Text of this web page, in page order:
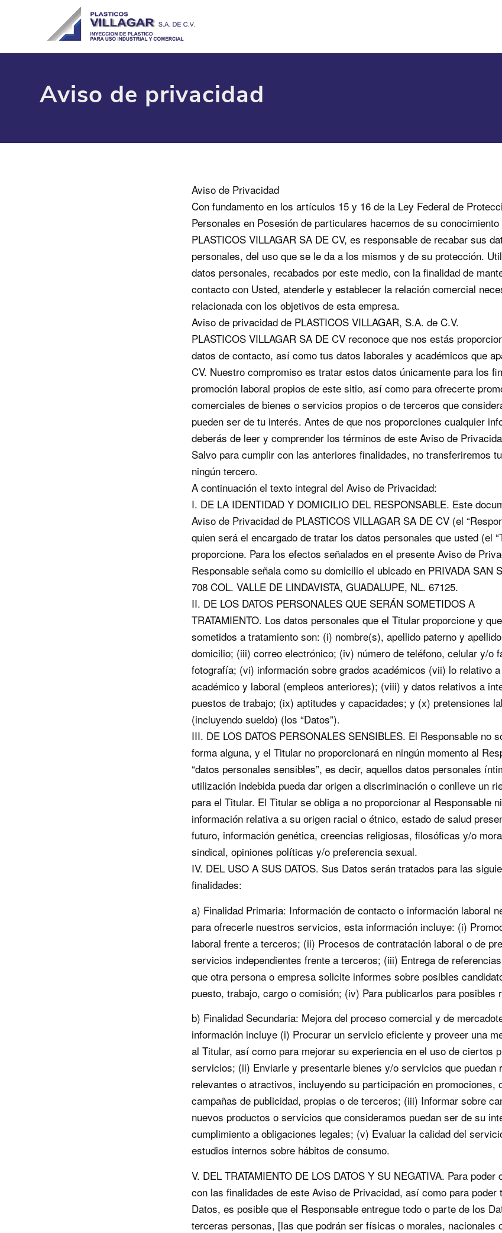
Aviso de privacidad
Aviso de Privacidad
Con fundamento en los artículos 15 y 16 de la Ley Federal de
Personales en Posesión de particulares hacemos de su conocimiento
PLASTICOS VILLAGAR SA DE CV, es responsable de recabar sus
personales, del uso que se le da a los mismos y de su protección.
datos personales, recabados por este medio, con la finalidad de
contacto con Usted, atenderle y establecer la relación comercial
relacionada con los objetivos de esta empresa.
Aviso de privacidad de PLASTICOS VILLAGAR, S.A. de C.V.
PLASTICOS VILLAGAR SA DE CV reconoce que nos estás
datos de contacto, así como tus datos laborales y académicos que
CV. Nuestro compromiso es tratar estos datos únicamente para los
promoción laboral propios de este sitio, así como para ofrecerte
comerciales de bienes o servicios propios o de terceros que
pueden ser de tu interés. Antes de que nos proporciones cualquier
deberás de leer y comprender los términos de este Aviso de
Salvo para cumplir con las anteriores finalidades, no transferiremos
ningún tercero.
A continuación el texto integral del Aviso de Privacidad:
I. DE LA IDENTIDAD Y DOMICILIO DEL RESPONSABLE. Este
Aviso de Privacidad de PLASTICOS VILLAGAR SA DE CV (el
quien será el encargado de tratar los datos personales que usted (el
proporcione. Para los efectos señalados en el presente Aviso de
Responsable señala como su domicilio el ubicado en PRIVADA SAN
708 COL. VALLE DE LINDAVISTA, GUADALUPE, NL. 67125.
II. DE LOS DATOS PERSONALES QUE SERÁN SOMETIDOS A
TRATAMIENTO. Los datos personales que el Titular proporcione y
sometidos a tratamiento son: (i) nombre(s), apellido paterno y
domicilio; (iii) correo electrónico; (iv) número de teléfono, celular y/o
fotografía; (vi) información sobre grados académicos (vii) lo relativo
académico y laboral (empleos anteriores); (viii) y datos relativos a
puestos de trabajo; (ix) aptitudes y capacidades; y (x) pretensiones
(incluyendo sueldo) (los “Datos”).
III. DE LOS DATOS PERSONALES SENSIBLES. El Responsable no
forma alguna, y el Titular no proporcionará en ningún momento al
“datos personales sensibles”, es decir, aquellos datos personales
utilización indebida pueda dar origen a discriminación o conlleve un
para el Titular. El Titular se obliga a no proporcionar al Responsable
información relativa a su origen racial o étnico, estado de salud
futuro, información genética, creencias religiosas, filosóficas y/o
sindical, opiniones políticas y/o preferencia sexual.
IV. DEL USO A SUS DATOS. Sus Datos serán tratados para las
finalidades:
a) Finalidad Primaria: Información de contacto o información laboral
para ofrecerle nuestros servicios, esta información incluye: (i)
laboral frente a terceros; (ii) Procesos de contratación laboral o de
servicios independientes frente a terceros; (iii) Entrega de
que otra persona o empresa solicite informes sobre posibles
puesto, trabajo, cargo o comisión; (iv) Para publicarlos para posibles
b) Finalidad Secundaria: Mejora del proceso comercial y de
información incluye (i) Procurar un servicio eficiente y proveer una
al Titular, así como para mejorar su experiencia en el uso de ciertos
servicios; (ii) Enviarle y presentarle bienes y/o servicios que puedan
relevantes o atractivos, incluyendo su participación en promociones,
campañas de publicidad, propias o de terceros; (iii) Informar sobre
nuevos productos o servicios que consideramos puedan ser de su
cumplimiento a obligaciones legales; (v) Evaluar la calidad del
estudios internos sobre hábitos de consumo.
V. DEL TRATAMIENTO DE LOS DATOS Y SU NEGATIVA. Para poder
con las finalidades de este Aviso de Privacidad, así como para poder
Datos, es posible que el Responsable entregue todo o parte de los
terceras personas, [las que podrán ser físicas o morales, nacionales